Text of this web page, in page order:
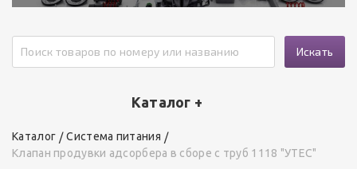
Искать
Каталог +
Каталог
Система питания
Клапан продувки адсорбера в сборе с труб 1118 "УТЕС"